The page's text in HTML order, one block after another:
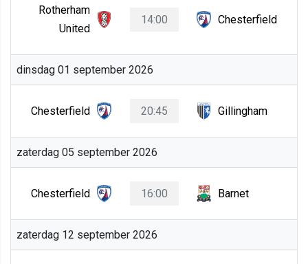
Rotherham
United
14:00 Chesterfield
dinsdag 01 september 2026
Chesterfield 20:45 Gillingham
zaterdag 05 september 2026
Chesterfield 16:00 Barnet
zaterdag 12 september 2026